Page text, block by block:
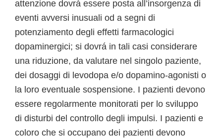
attenzione dovrá essere posta all’insorgenza di
eventi avversi inusuali od a segni di
potenziamento degli effetti farmacologici
dopaminergici; si dovrá in tali casi considerare
una riduzione, da valutare nel singolo paziente,
dei dosaggi di levodopa e/o dopamino-agonisti o
la loro eventuale sospensione. I pazienti devono
essere regolarmente monitorati per lo sviluppo
di disturbi del controllo degli impulsi. I pazienti e
coloro che si occupano dei pazienti devono